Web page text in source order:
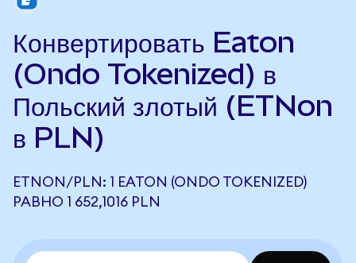
Конвертировать Eaton
(Ondo Tokenized) в
Польский злотый (ETNon
в PLN)
ETNON/PLN: 1 EATON (ONDO TOKENIZED)
РАВНО 1 652,1016 PLN